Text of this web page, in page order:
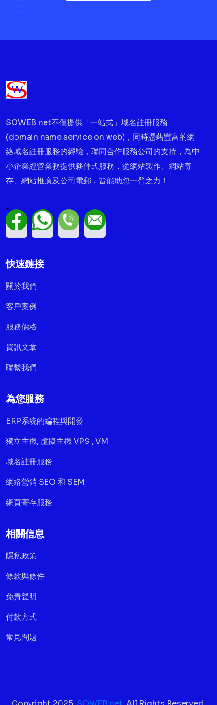
SOWEB.net不僅提供「一站式」域名註冊服務
(domain name service on web)，同時憑藉豐富的網
絡域名註冊服務的經驗，聯同合作服務公司的支持，為中
小企業經營業務提供夥伴式服務，從網站製作、網站寄
存、網站推廣及公司電郵，皆能助您一臂之力！
<
快速鏈接
關於我們
客戶案例
服務價格
資訊文章
聯繫我們
為您服務
ERP系統的編程與開發
獨立主機, 虛擬主機 VPS , VM
域名註冊服務
網絡營銷 SEO 和 SEM
網頁寄存服務
相關信息
隱私政策
條款與條件
免責聲明
付款方式
常見問題